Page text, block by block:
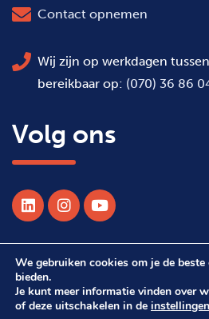
Contact opnemen
Wij zijn op werkdagen
bereikbaar op: (070) 36 86
Volg ons
© 2026 Alle rechten voorbehouden
We gebruiken cookies om je de
bieden.
Je kunt meer informatie vinden over
of deze uitschakelen in de instellingen